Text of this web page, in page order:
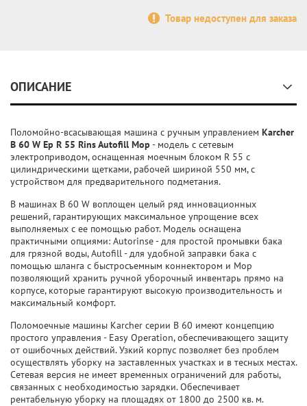
Товар недоступен для заказа
ОПИСАНИЕ
Поломойно-всасывающая машина с ручным управлением Karcher
B 60 W Ep R 55 Rins Autofill Mop - модель с сетевым
электроприводом, оснащенная моечным блоком R 55 с
цилиндрическими щетками, рабочей шириной 550 мм, с
устройством для предварительного подметания.
В машинах B 60 W воплощен целый ряд инновационных
решений, гарантирующих максимальное упрощение всех
выполняемых с ее помощью работ. Модель оснащена
практичными опциями: Autorinse - для простой промывки бака
для грязной воды, Autofill - для удобной заправки бака с
помощью шланга с быстросъемным коннектором и Mop
позволяющий хранить ручной уборочный инвентарь прямо на
корпусе, которые гарантируют высокую производительность и
максимальный комфорт.
Поломоечные машины Karcher серии B 60 имеют концепцию
простого управления - Easy Operation, обеспечивающего защиту
от ошибочных действий. Узкий корпус позволяет без проблем
осуществлять уборку на заставленных участках и в тесных местах.
Сетевая версия не имеет временных ограничений для работы,
связанных с необходимостью зарядки. Обеспечивает
рентабельную уборку на площадях от 1800 до 2500 кв. м.